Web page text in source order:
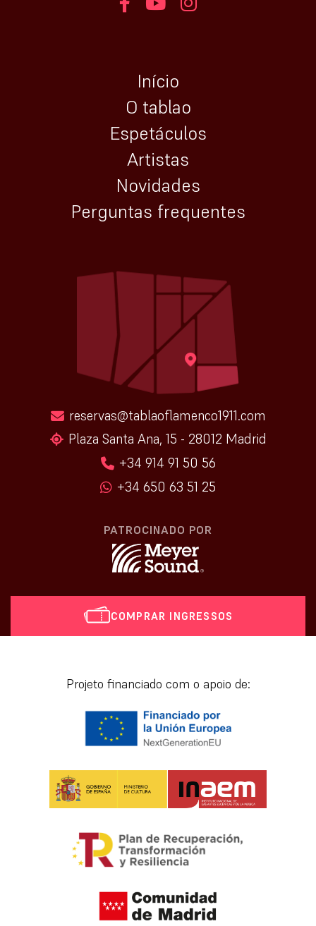
COMPRAR INGRESSOS
Início
O tablao
Espetáculos
Artistas
Novidades
Perguntas frequentes
reservas@tablaoflamenco1911.com
Plaza Santa Ana, 15 - 28012 Madrid
+34 914 91 50 56
+34 650 63 51 25
PATROCINADO POR
Projeto financiado com o apoio de: